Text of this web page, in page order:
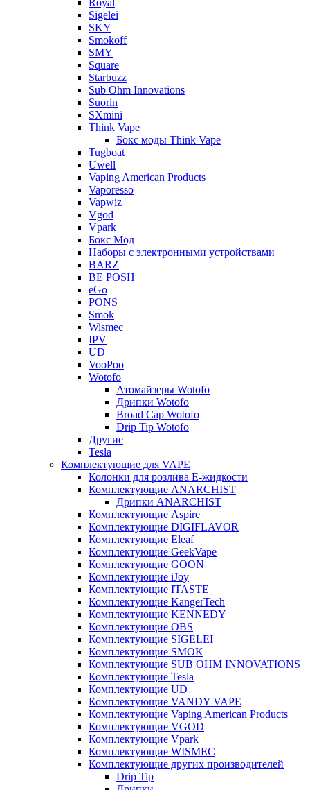
Sigelei
SKY
Smokoff
SMY
Square
Starbuzz
Sub Ohm Innovations
Suorin
SXmini
Think Vape
Бокс моды Think Vape
Tugboat
Uwell
Vaping American Products
Vaporesso
Vapwiz
Vgod
Vpark
Бокс Мод
Наборы с электронными устройствами
BARZ
BE POSH
eGo
PONS
Smok
Wismec
IPV
UD
VooPoo
Wotofo
Атомайзеры Wotofo
Дрипки Wotofo
Broad Cap Wotofo
Drip Tip Wotofo
Другие
Tesla
Комплектующие для VAPE
Колонки для розлива Е-жидкости
Комплектующие ANARCHIST
Дрипки ANARCHIST
Комплектующие Aspire
Комплектующие DIGIFLAVOR
Комплектующие Eleaf
Комплектующие GeekVape
Комплектующие GOON
Комплектующие iJoy
Комплектующие ITASTE
Комплектующие KangerTech
Комплектующие KENNEDY
Комплектующие OBS
Комплектующие SIGELEI
Комплектующие SMOK
Комплектующие SUB OHM INNOVATIONS
Комплектующие Tesla
Комплектующие UD
Комплектующие VANDY VAPE
Комплектующие Vaping American Products
Комплектующие VGOD
Комплектующие Vpark
Комплектующие WISMEC
Комплектующие других производителей
Drip Tip